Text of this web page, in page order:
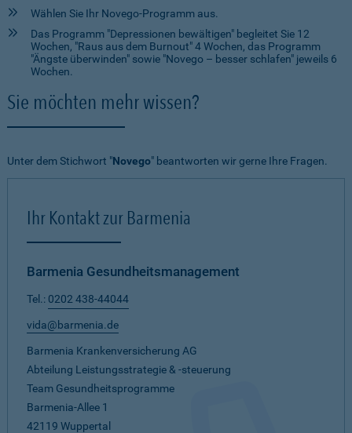
Wählen Sie Ihr Novego-Programm aus.
Das Programm "Depressionen bewältigen" begleitet Sie 12
Wochen, "Raus aus dem Burnout" 4 Wochen, das Programm
"Ängste überwinden" sowie "Novego – besser schlafen" jeweils 6
Wochen.
Sie möchten mehr wissen?
Unter dem Stichwort "Novego" beantworten wir gerne Ihre Fragen.
Ihr Kontakt zur Barmenia
Barmenia Gesundheitsmanagement
Tel.: 0202 438-44044
vida@barmenia.de
Barmenia Krankenversicherung AG
Abteilung Leistungsstrategie & -steuerung
Team Gesundheitsprogramme
Barmenia-Allee 1
42119 Wuppertal